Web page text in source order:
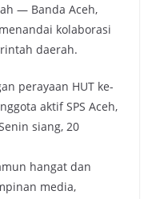
— Banda Aceh,
kolaborasi
daerah.
perayaan HUT ke-
aktif SPS Aceh,
siang, 20
hangat dan
media,